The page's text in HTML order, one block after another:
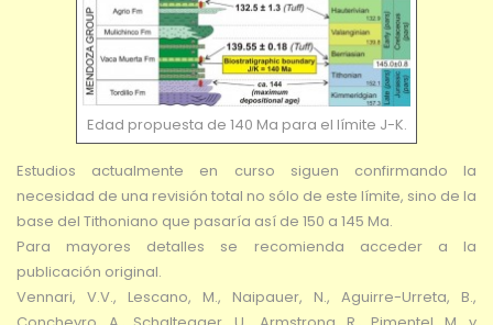
Edad propuesta de 140 Ma para el límite J-K.
Estudios actualmente en curso siguen confirmando la
necesidad de una revisión total no sólo de este límite, sino de la
base del Tithoniano que pasaría así de 150 a 145 Ma.
Para mayores detalles se recomienda acceder a la
publicación original.
Vennari, V.V., Lescano, M., Naipauer, N., Aguirre-Urreta, B.,